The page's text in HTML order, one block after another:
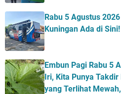
Rabu 5 Agustus
Kuningan Ada di Sini!
Embun Pagi Rabu 5
Iri, Kita Punya
yang Terlihat